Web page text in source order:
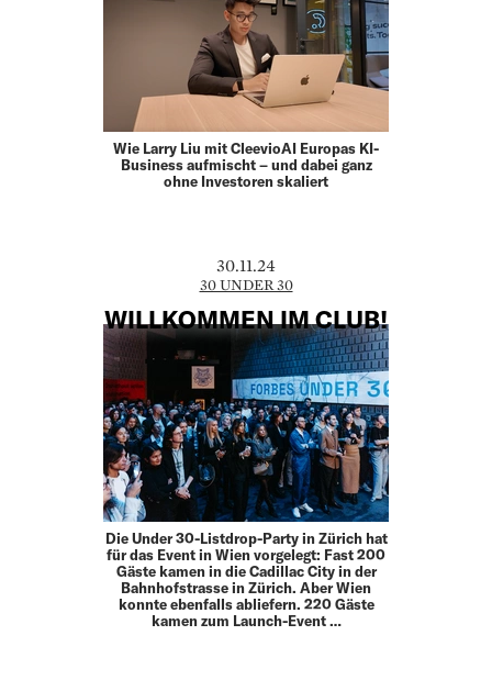
Wie Larry Liu mit CleevioAI Europas KI-
Business aufmischt – und dabei ganz
ohne Investoren skaliert
30.11.24
30 UNDER 30
WILLKOMMEN IM CLUB!
Die Under 30-Listdrop-Party in Zürich hat
für das Event in Wien vorgelegt: Fast 200
Gäste kamen in die Cadillac City in der
Bahnhofstrasse in Zürich. Aber Wien
konnte ebenfalls abliefern. 220 Gäste
kamen zum Launch-Event …